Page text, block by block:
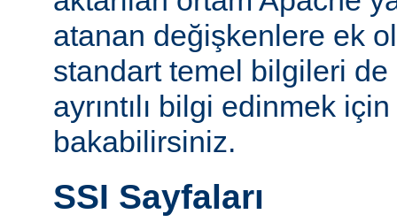
atanan değişkenlere ek
standart temel bilgileri
ayrıntılı bilgi edinmek için
bakabilirsiniz.
SSI Sayfaları